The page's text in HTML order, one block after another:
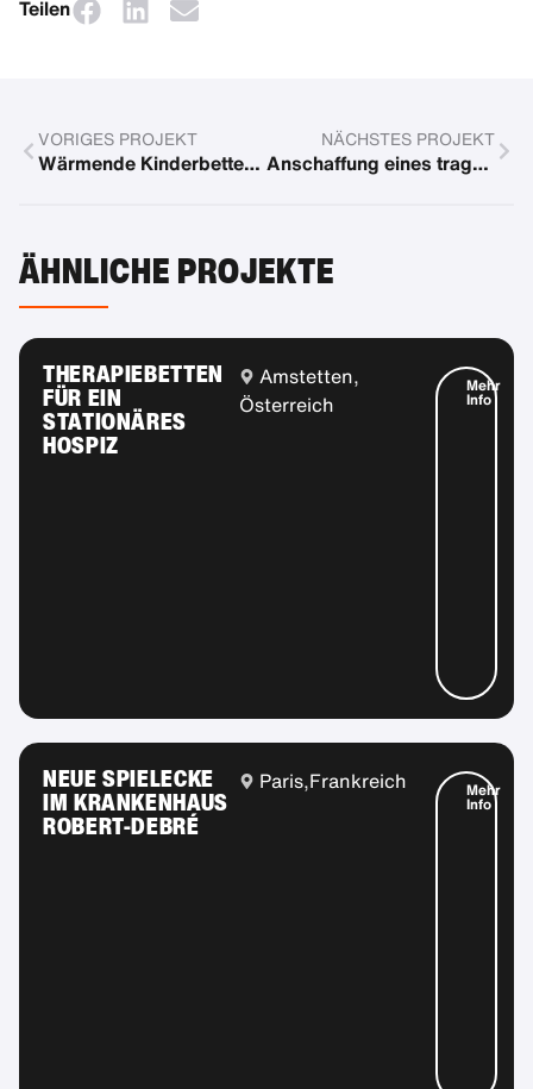
Teilen
VORIGES PROJEKT
Wärmende Kinderbetten für die Aufwachphase einer Klinik
NÄCHSTES PROJEKT
Anschaffung eines tragbaren Treppenlifts
ÄHNLICHE PROJEKTE
THERAPIEBETTEN
FÜR EIN
STATIONÄRES
HOSPIZ
Amstetten,
Österreich
Mehr
Info
NEUE SPIELECKE
IM KRANKENHAUS
ROBERT-DEBRÉ
Paris,Frankreich Mehr
Info